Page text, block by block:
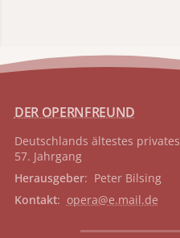
DER OPERNFREUND
Deutschlands ältestes privates
57. Jahrgang
Herausgeber: Peter Bilsing
Kontakt: opera@e.mail.de